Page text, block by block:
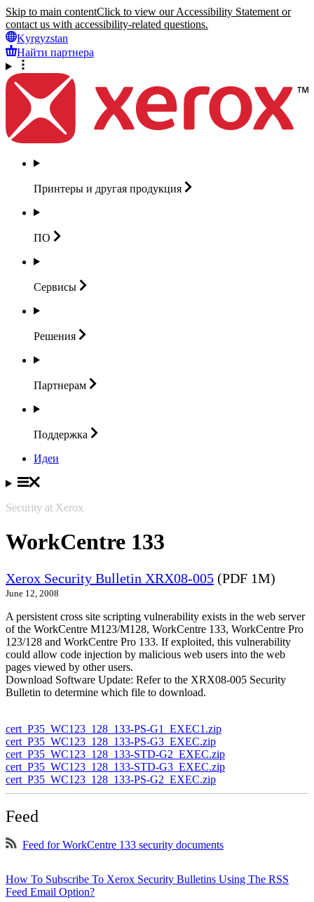
Skip to main contentClick to view our Accessibility Statement or
contact us with accessibility-related questions.
Kyrgyzstan
Найти партнера
Принтеры и другая продукция
ПО
Сервисы
Решения
Партнерам
Поддержка
Идеи
Security at Xerox
WorkCentre 133
Xerox Security Bulletin XRX08-005 (PDF 1M)
June 12, 2008
A persistent cross site scripting vulnerability exists in the web server
of the WorkCentre M123/M128, WorkCentre 133, WorkCentre Pro
123/128 and WorkCentre Pro 133. If exploited, this vulnerability
could allow code injection by malicious web users into the web
pages viewed by other users.
Download Software Update: Refer to the XRX08-005 Security
Bulletin to determine which file to download.
cert_P35_WC123_128_133-PS-G1_EXEC1.zip
cert_P35_WC123_128_133-PS-G3_EXEC.zip
cert_P35_WC123_128_133-STD-G2_EXEC.zip
cert_P35_WC123_128_133-STD-G3_EXEC.zip
cert_P35_WC123_128_133-PS-G2_EXEC.zip
Feed
Feed for WorkCentre 133 security documents
How To Subscribe To Xerox Security Bulletins Using The RSS
Feed Email Option?